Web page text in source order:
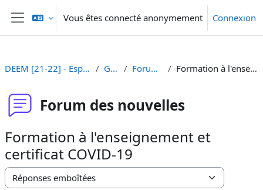
Passer au contenu principal
Panneau latéral
Vous êtes connecté anonymement Connexion
DEEM [21-22] - Espace d'échange et d'information Généralités Forum des nouvelles Formation à l'enseignement et certificat COVID-19
Forum des nouvelles
Formation à l'enseignement et
certificat COVID-19
Type d’affichage